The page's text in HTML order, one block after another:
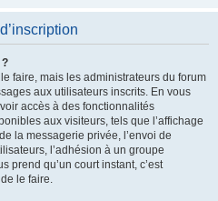
?
faire, mais les administrateurs du forum
aux utilisateurs inscrits. En vous
accès à des fonctionnalités
aux visiteurs, tels que l’affichage
la messagerie privée, l’envoi de
l’adhésion à un groupe
prend qu’un court instant, c’est
le faire.